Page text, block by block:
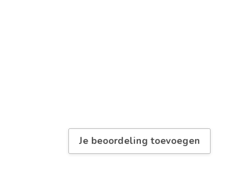
Je beoordeling toevoegen